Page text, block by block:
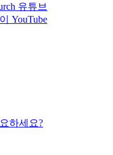
유튜브
YouTube
하세요?